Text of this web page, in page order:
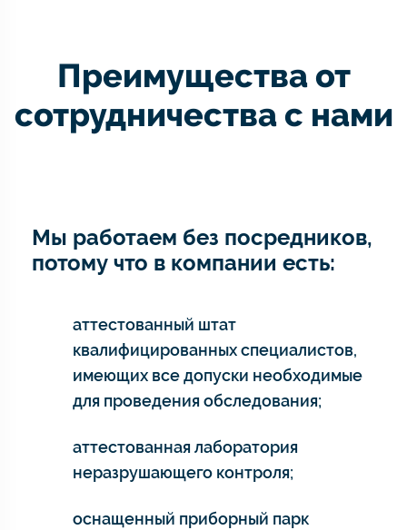
Преимущества от
сотрудничества с нами
Мы работаем без посредников,
потому что в компании есть:
аттестованный штат
квалифицированных специалистов,
имеющих все допуски необходимые
для проведения обследования;
аттестованная лаборатория
неразрушающего контроля;
оснащенный приборный парк